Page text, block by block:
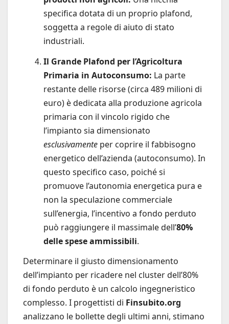
specifica dotata di un proprio plafond,
soggetta a regole di aiuto di stato
industriali.
Il Grande Plafond per l’Agricoltura
Primaria in Autoconsumo: La parte
restante delle risorse (circa 489 milioni di
euro) è dedicata alla produzione agricola
primaria con il vincolo rigido che
l’impianto sia dimensionato
esclusivamente per coprire il fabbisogno
energetico dell’azienda (autoconsumo). In
questo specifico caso, poiché si
promuove l’autonomia energetica pura e
non la speculazione commerciale
sull’energia, l’incentivo a fondo perduto
può raggiungere il massimale dell’80%
delle spese ammissibili.
Determinare il giusto dimensionamento
dell’impianto per ricadere nel cluster dell’80%
di fondo perduto è un calcolo ingegneristico
complesso. I progettisti di Finsubito.org
analizzano le bollette degli ultimi anni, stimano